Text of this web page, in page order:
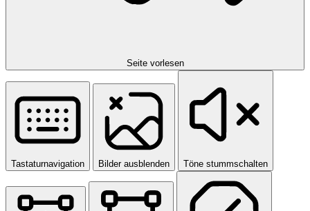
Seite vorlesen
Tastaturnavigation Bilder ausblenden Töne stummschalten